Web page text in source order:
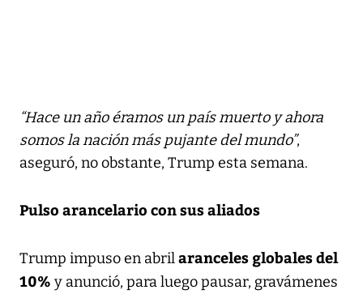
“Hace un año éramos un país muerto y ahora
somos la nación más pujante del mundo”,
aseguró, no obstante, Trump esta semana.
Pulso arancelario con sus aliados
Trump impuso en abrilaranceles globales del
10% y anunció, para luego pausar, gravámenes